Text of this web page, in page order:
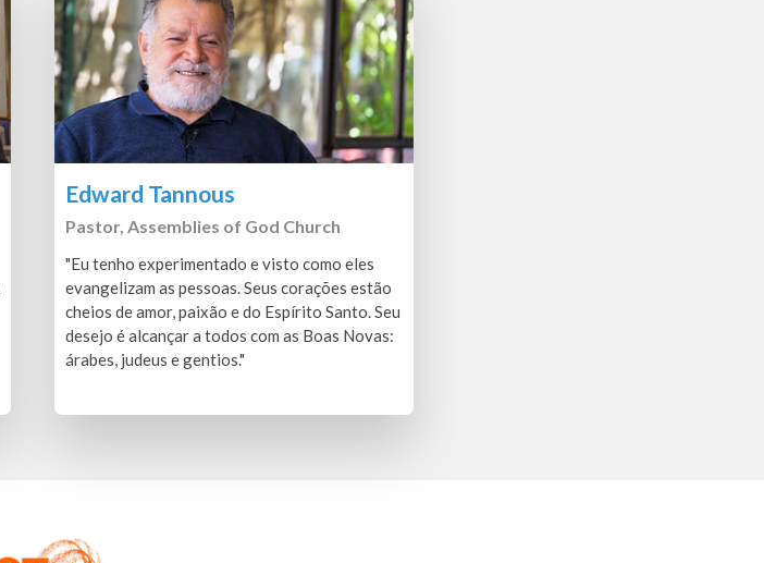
Edward Tannous
Pastor, Assemblies of God Church
"Eu tenho experimentado e visto como eles
evangelizam as pessoas. Seus corações estão
cheios de amor, paixão e do Espírito Santo. Seu
desejo é alcançar a todos com as Boas Novas:
árabes, judeus e gentios."